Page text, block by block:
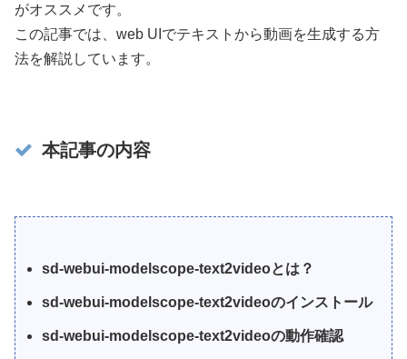
がオススメです。
この記事では、web UIでテキストから動画を生成する方
法を解説しています。
本記事の内容
sd-webui-modelscope-text2videoとは？
sd-webui-modelscope-text2videoのインストール
sd-webui-modelscope-text2videoの動作確認